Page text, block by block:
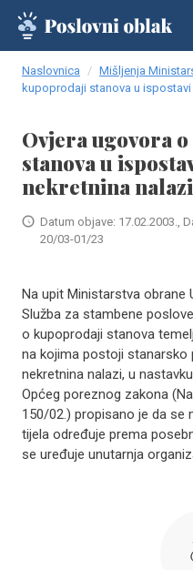
Naslovnica Mišljenja
kupoprodaji stanova u
Ovjera ugovora
stanova u
nekretnina nalazi
Datum objave: 17.02.2003.,
20/03-01/23
Na upit Ministarstva obrane
Služba za stambene
o kupoprodaji stanova
na kojima postoji stanarsko
nekretnina nalazi, u
Općeg poreznog zakona
150/02.) propisano je da se
tijela određuje prema
se uređuje unutarnja